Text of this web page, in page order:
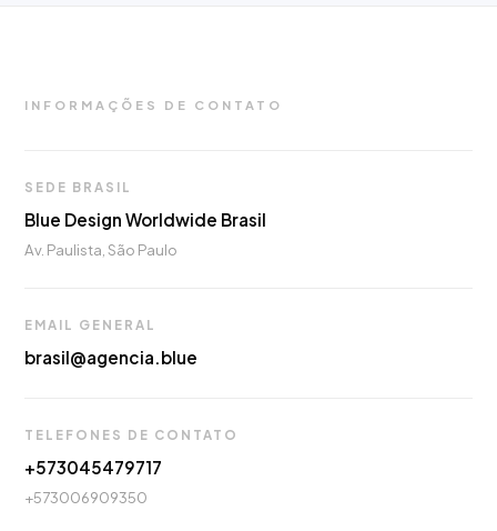
INFORMAÇÕES DE CONTATO
SEDE BRASIL
Blue Design Worldwide Brasil
Av. Paulista, São Paulo
EMAIL GENERAL
brasil@agencia.blue
TELEFONES DE CONTATO
+573045479717
+573006909350